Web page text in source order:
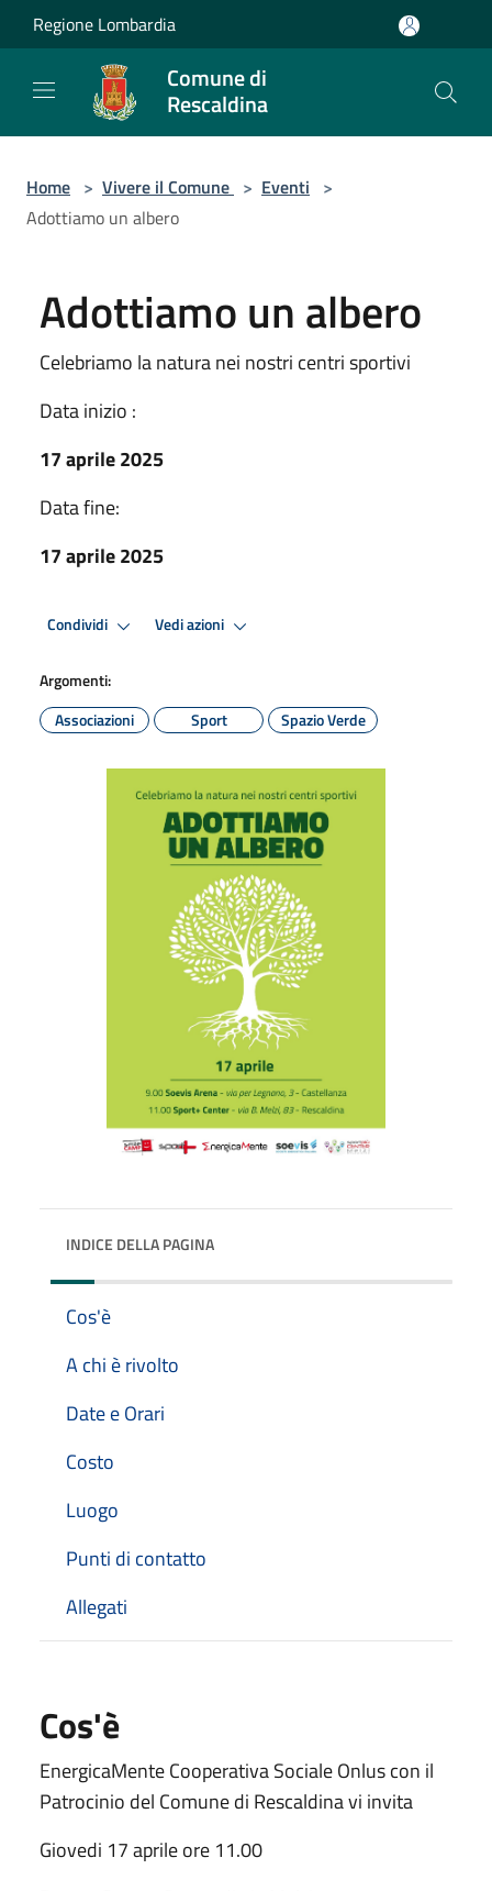
Salta al contenuto principale
Regione Lombardia
Comune di
Rescaldina
Home > Vivere il Comune > Eventi >
Adottiamo un albero
Adottiamo un albero
Celebriamo la natura nei nostri centri sportivi
Data inizio :
17 aprile 2025
Data fine:
17 aprile 2025
Condividi Vedi azioni
Argomenti:
Associazioni
Sport Spazio Verde
INDICE DELLA PAGINA
Cos'è
A chi è rivolto
Date e Orari
Costo
Luogo
Punti di contatto
Allegati
Cos'è
EnergicaMente Cooperativa Sociale Onlus con il
Patrocinio del Comune di Rescaldina vi invita
Giovedi 17 aprile ore 11.00